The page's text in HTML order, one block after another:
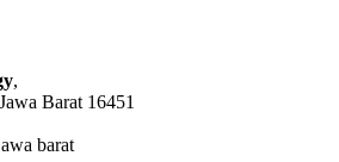
,
Barat 16451
barat